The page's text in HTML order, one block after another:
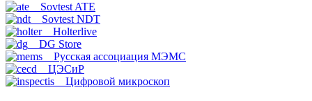
Sovtest ATE
Sovtest NDT
Holterlive
DG Store
Русская ассоциация МЭМС
ЦЭСиР
Цифровой микроскоп